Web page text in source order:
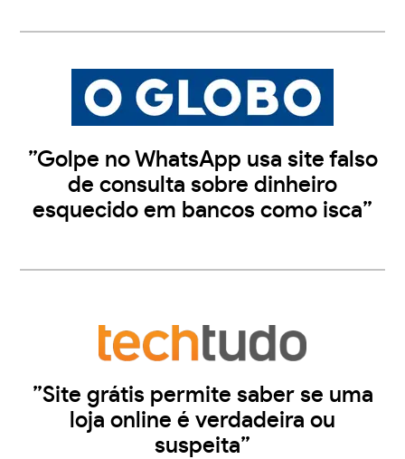
”Golpe no WhatsApp usa site falso
de consulta sobre dinheiro
esquecido em bancos como isca”
”Site grátis permite saber se uma
loja online é verdadeira ou
suspeita”